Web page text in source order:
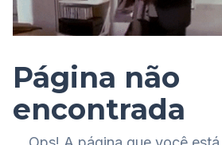
Página não
encontrada